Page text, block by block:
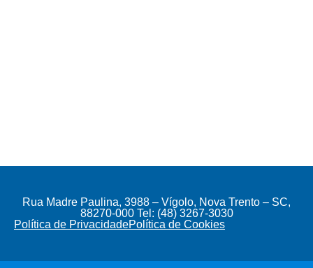
Rua Madre Paulina, 3988 – Vígolo, Nova Trento – SC,
88270-000 Tel: (48) 3267-3030
Política de PrivacidadePolítica de Cookies